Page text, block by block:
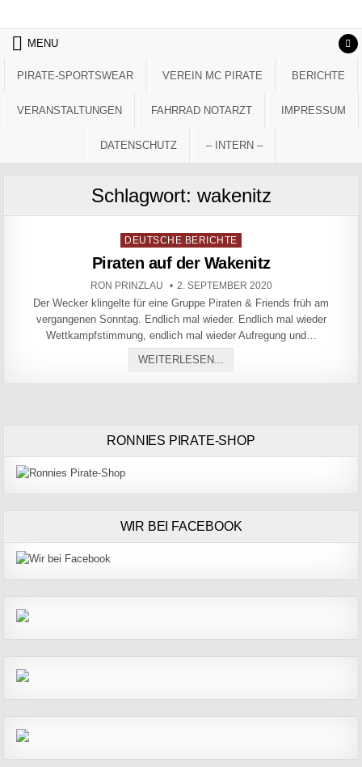
MENU
PIRATE-SPORTSWEAR VEREIN MC PIRATE BERICHTE
VERANSTALTUNGEN FAHRRAD NOTARZT IMPRESSUM
DATENSCHUTZ – INTERN –
Schlagwort: wakenitz
Posted in
DEUTSCHE BERICHTE
Piraten auf der Wakenitz
AUTHOR:
RON PRINZLAU PUBLISHED DATE:
2. SEPTEMBER 2020
Der Wecker klingelte für eine Gruppe Piraten & Friends früh am
vergangenen Sonntag. Endlich mal wieder. Endlich mal wieder
Wettkampfstimmung, endlich mal wieder Aufregung und…
WEITERLESEN...
RONNIES PIRATE-SHOP
WIR BEI FACEBOOK